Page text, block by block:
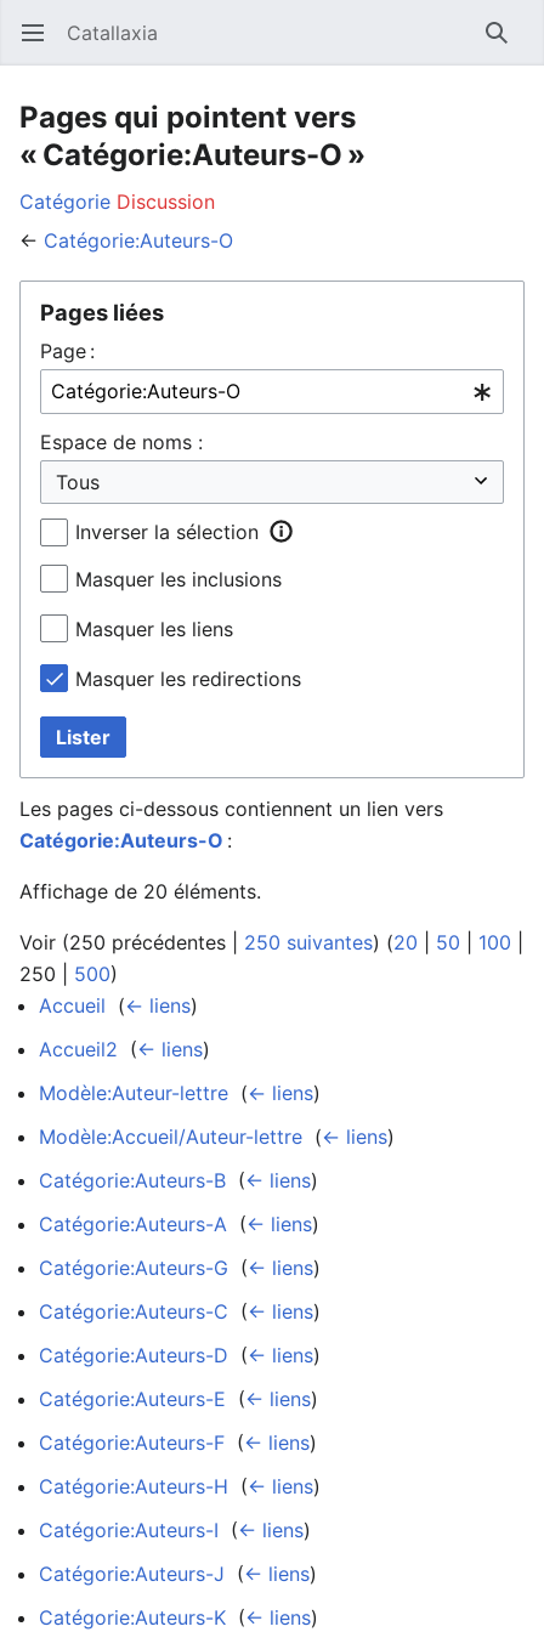
Ouvrir le menu principal Catallaxia
Pages qui pointent vers
« Catégorie:Auteurs-O »
Catégorie Discussion
← Catégorie:Auteurs-O
Pages liées
Page :
Espace de noms :
Inverser la sélection
Masquer les inclusions
Masquer les liens
Masquer les redirections
Lister
Les pages ci-dessous contiennent un lien vers
Catégorie:Auteurs-O :
Affichage de 20 éléments.
Voir (250 précédentes 250 suivantes) (20 50 100
250
500)
Accueil (← liens)
Accueil2 (← liens)
Modèle:Auteur-lettre (← liens)
Modèle:Accueil/Auteur-lettre (← liens)
Catégorie:Auteurs-B (← liens)
Catégorie:Auteurs-A (← liens)
Catégorie:Auteurs-G (← liens)
Catégorie:Auteurs-C (← liens)
Catégorie:Auteurs-D (← liens)
Catégorie:Auteurs-E (← liens)
Catégorie:Auteurs-F (← liens)
Catégorie:Auteurs-H (← liens)
Catégorie:Auteurs-I (← liens)
Catégorie:Auteurs-J (← liens)
Catégorie:Auteurs-K (← liens)